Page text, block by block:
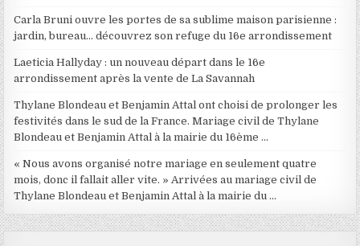
Carla Bruni ouvre les portes de sa sublime maison parisienne :
jardin, bureau… découvrez son refuge du 16e arrondissement
Laeticia Hallyday : un nouveau départ dans le 16e
arrondissement après la vente de La Savannah
Thylane Blondeau et Benjamin Attal ont choisi de prolonger les
festivités dans le sud de la France. Mariage civil de Thylane
Blondeau et Benjamin Attal à la mairie du 16ème …
« Nous avons organisé notre mariage en seulement quatre
mois, donc il fallait aller vite. » Arrivées au mariage civil de
Thylane Blondeau et Benjamin Attal à la mairie du …